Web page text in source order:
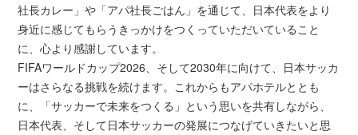
社長カレー」や「アパ社長ごはん」を通じて、日本代表をより
身近に感じてもらうきっかけをつくっていただいていること
に、心より感謝しています。
FIFAワールドカップ2026、そして2030年に向けて、日本サッカ
ーはさらなる挑戦を続けます。これからもアパホテルととも
に、「サッカーで未来をつくる」という思いを共有しながら、
日本代表、そして日本サッカーの発展につなげていきたいと思